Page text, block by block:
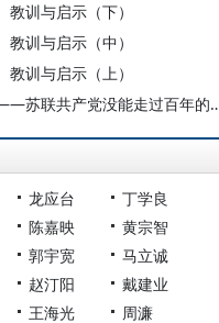
训与启示（下）
训与启示（中）
训与启示（上）
李瑞琴：什么决定了一个政党
龙应台
丁学良
陈嘉映
黄宗智
郭宇宽
马立诚
赵汀阳
戴建业
王海光 周濂